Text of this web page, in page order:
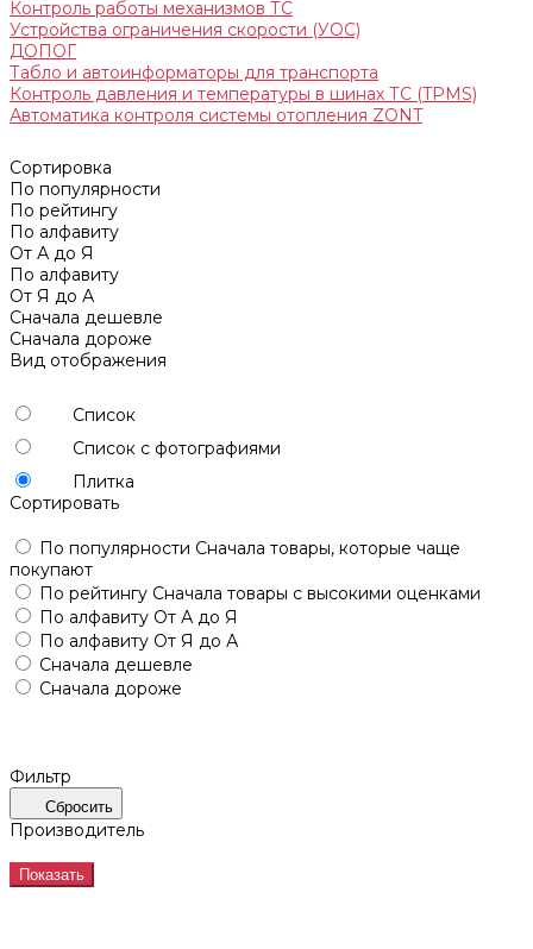
Контроль работы механизмов ТС
Устройства ограничения скорости (УОС)
ДОПОГ
Табло и автоинформаторы для транспорта
Контроль давления и температуры в шинах ТС (TPMS)
Автоматика контроля системы отопления ZONT
Сортировка
По популярности
По рейтингу
По алфавиту
От А до Я
По алфавиту
От Я до А
Сначала дешевле
Сначала дороже
Вид отображения
Список
Список с фотографиями
Плитка
Сортировать
По популярности Сначала товары, которые чаще
покупают
По рейтингу Сначала товары с высокими оценками
По алфавиту От А до Я
По алфавиту От Я до А
Сначала дешевле
Сначала дороже
Фильтр
Сбросить
Производитель
Показать